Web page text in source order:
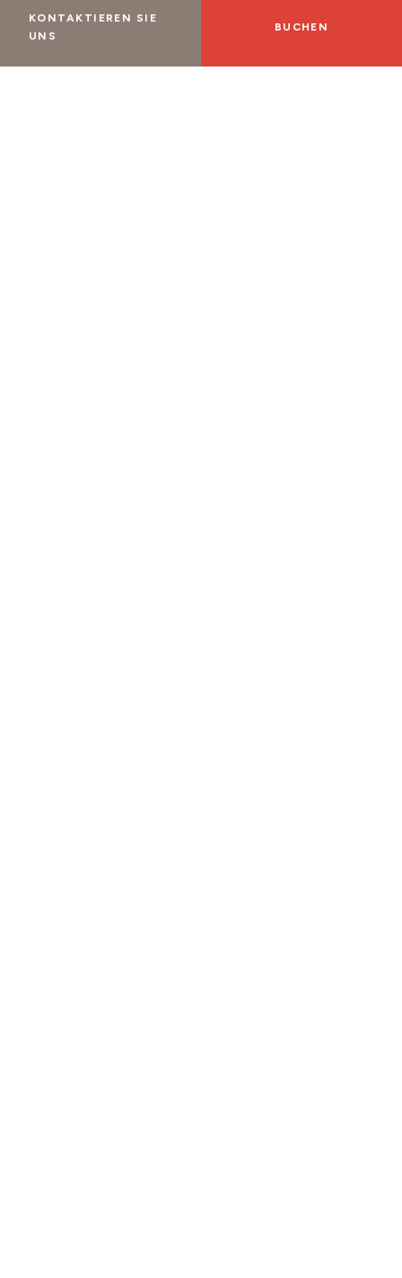
KONTAKTIEREN SIE
UNS
BUCHEN